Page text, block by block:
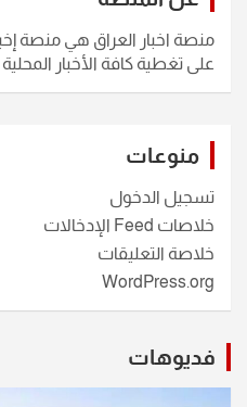
منصة اخبار العراق هي منصة
على تغطية كافة الأخبار المحلية
منوعات
تسجيل الدخول
خلاصات Feed الإدخالات
خلاصة التعليقات
WordPress.org
فديوهات